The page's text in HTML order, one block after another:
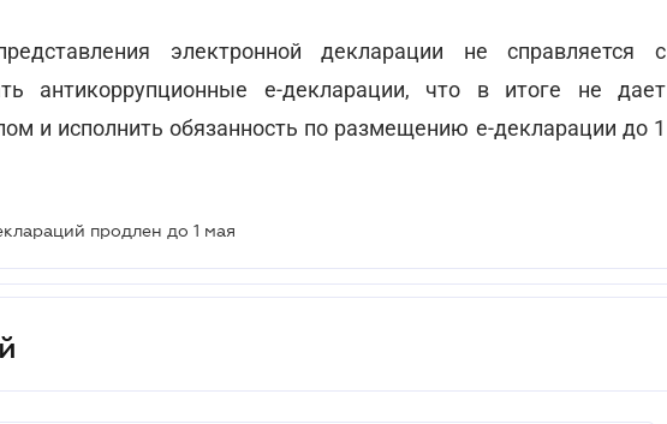
электронной декларации не справляется с
антикоррупционные е-декларации, что в итоге не дает
и исполнить обязанность по размещению е-декларации до 1
продлен до 1 мая